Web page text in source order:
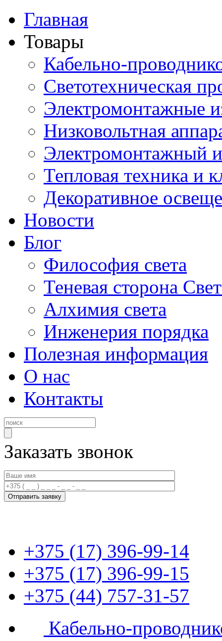
Главная
Товары
Кабельно-
Светотехническая
Электромонтажные
Низковольтная
Электромонтажный
Тепловая техника и
Декоративное
Новости
Блог
Философия света
Теневая сторона
Алхимия света
Инженерия порядка
Полезная информация
О нас
Контакты
Заказать звонок
+375 (17) 396-99-14
+375 (17) 396-99-15
+375 (44) 757-31-57
Кабельно-